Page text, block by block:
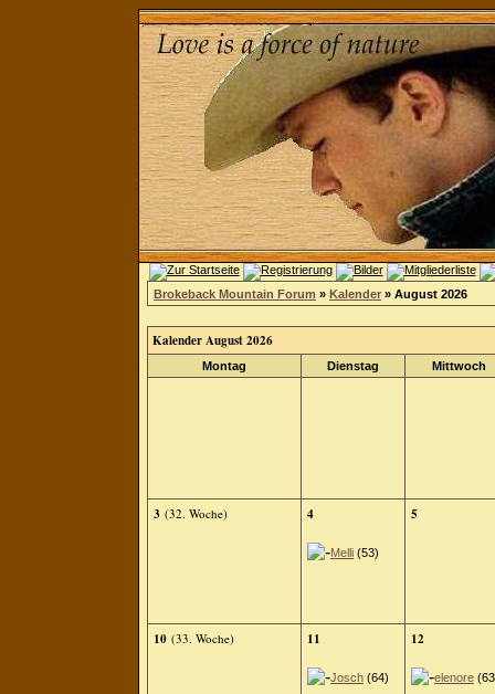
Brokeback Mountain Forum » Kalender » August 2026
Kalender August 2026
Montag Dienstag Mittwoch
3 (32. Woche) 4
Melli (53)
5
10 (33. Woche) 11
Josch (64)
12
elenore